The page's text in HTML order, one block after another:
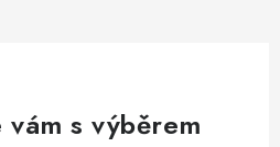
vám s výběrem